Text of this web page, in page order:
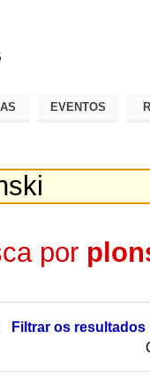
EVENTOS
por
Filtrar os resultados